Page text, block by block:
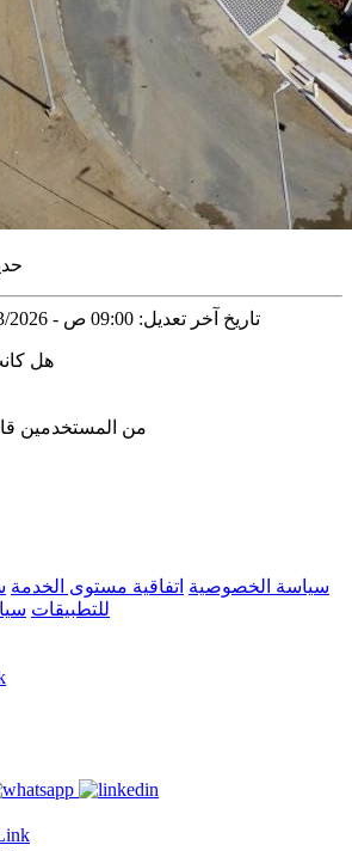
تاريخ آخر تعديل: 09:00 ص - 08/03/2026 بتوقيت السعودية
هل
0% من المستخدمين قالوا
سياسة الخصوصية اتفاقية مستوى الخدمة
للتطبيقات